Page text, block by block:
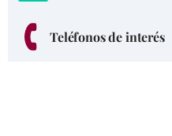
Teléfonos de interés